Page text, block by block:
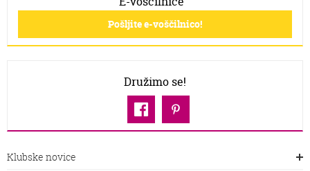
Pošljite e-voščilnico!
Družimo se!
Klubske novice